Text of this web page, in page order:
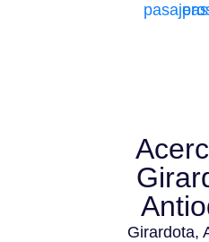
Girardota,